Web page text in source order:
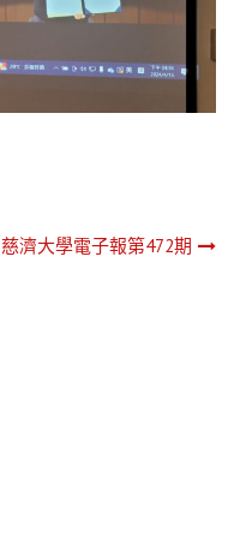
慈濟大學電子報第472期